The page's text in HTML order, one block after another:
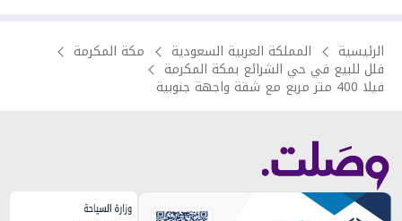
الرئيسية المملكة العربية السعودية مكة المكرمة
فلل للبيع في حي الشرائع بمكة المكرمة
فيلا 400 متر مربع مع شقة واجهة جنوبية